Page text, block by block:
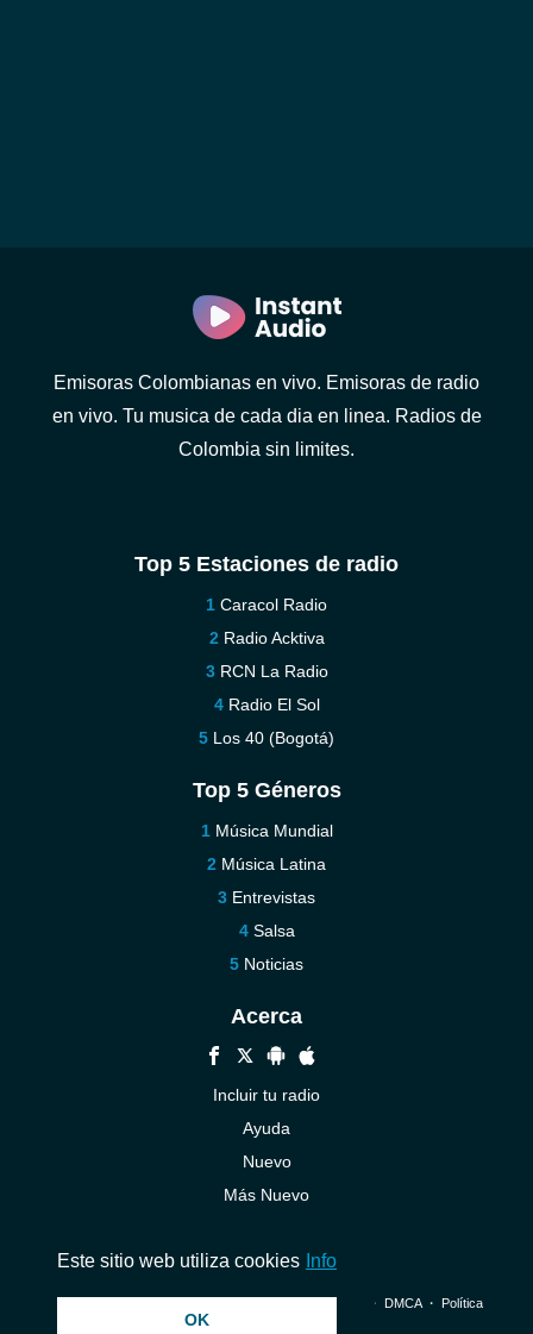
Emisoras Colombianas en vivo. Emisoras de radio
en vivo. Tu musica de cada dia en linea. Radios de
Colombia sin limites.
Top 5 Estaciones de radio
Caracol Radio
Radio Acktiva
RCN La Radio
Radio El Sol
Los 40 (Bogotá)
Top 5 Géneros
Música Mundial
Música Latina
Entrevistas
Salsa
Noticias
Acerca
Incluir tu radio
Ayuda
Nuevo
Más Nuevo
© 2026 InstantAudio. Reservados todos los derechos. ・ DMCA・ Política
Este sitio web utiliza cookies Info
OK